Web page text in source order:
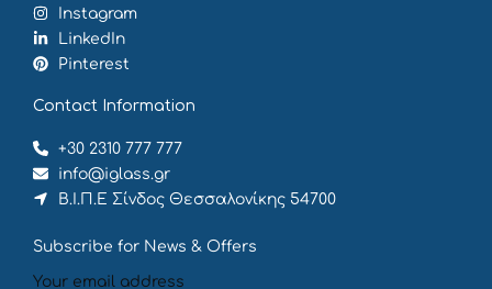
Instagram
LinkedIn
Pinterest
Contact Information
+30 2310 777 777
info@iglass.gr
Β.Ι.Π.Ε Σίνδος Θεσσαλονίκης 54700
Subscribe for News & Offers